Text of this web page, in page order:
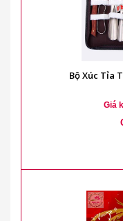
Bộ Xúc Tỉa
Giá